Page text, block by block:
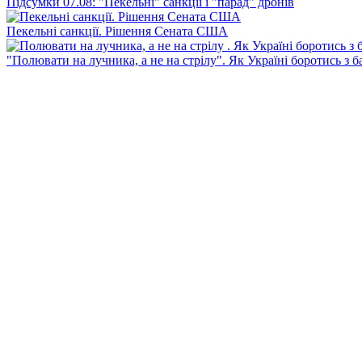
Пекельні санкції. Рішення Сената США
"Полювати на лучника, а не на стрілу". Як Україні боротись з